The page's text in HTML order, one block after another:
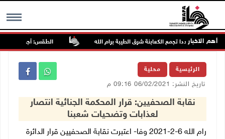
MENU أهم الاخبار
مجددا تجمع الكعابنة شرق الطيبة برام الله الطقس: أجواء صافية
الرئيسية محلية
تاريخ النشر: 06/02/2021 09:16 م
نقابة الصحفيين: قرار المحكمة الجنائية انتصار
لعذابات وتضحيات شعبنا
رام الله 6-2-2021 وفا- اعتبرت نقابة الصحفيين قرار الدائرة